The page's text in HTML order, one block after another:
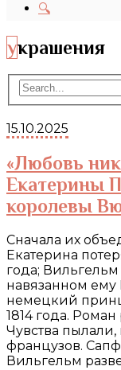
🔍
украшения
15.10.2025
«Любовь
Екатерины
королевы
Сначала их
Екатерина
года; Вильгельм
навязанном ему
немецкий
1814 года.
Чувства
французов.
Вильгельм